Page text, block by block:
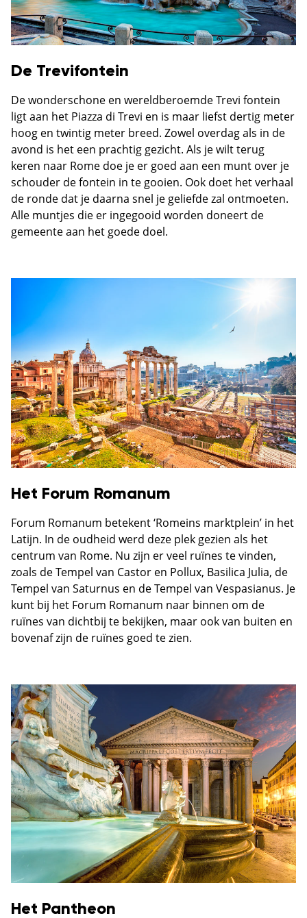
De Trevifontein
De wonderschone en wereldberoemde Trevi fontein
ligt aan het Piazza di Trevi en is maar liefst dertig meter
hoog en twintig meter breed. Zowel overdag als in de
avond is het een prachtig gezicht. Als je wilt terug
keren naar Rome doe je er goed aan een munt over je
schouder de fontein in te gooien. Ook doet het verhaal
de ronde dat je daarna snel je geliefde zal ontmoeten.
Alle muntjes die er ingegooid worden doneert de
gemeente aan het goede doel.
Het Forum Romanum
Forum Romanum betekent ‘Romeins marktplein’ in het
Latijn. In de oudheid werd deze plek gezien als het
centrum van Rome. Nu zijn er veel ruïnes te vinden,
zoals de Tempel van Castor en Pollux, Basilica Julia, de
Tempel van Saturnus en de Tempel van Vespasianus. Je
kunt bij het Forum Romanum naar binnen om de
ruïnes van dichtbij te bekijken, maar ook van buiten en
bovenaf zijn de ruïnes goed te zien.
Het Pantheon